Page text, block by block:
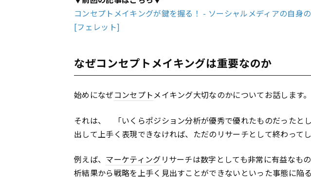
コンセプトメイキングが鍵を握る！ - ソーシャルメディアの自身
[フェレット]
なぜコンセプトメイキングは重要なのか
始めになぜコンセプト メイキング大切なのかについてお話します。
それは、 「いくらポジション分析が優秀で優れたものだったと
出して上手く表現できなければ、ただのリサーチとして終わってし
例えば、 マーケティングリサーチは数字としても非常に有益なも
析結果から戦略を上手く見出すことができないといった事態に陥